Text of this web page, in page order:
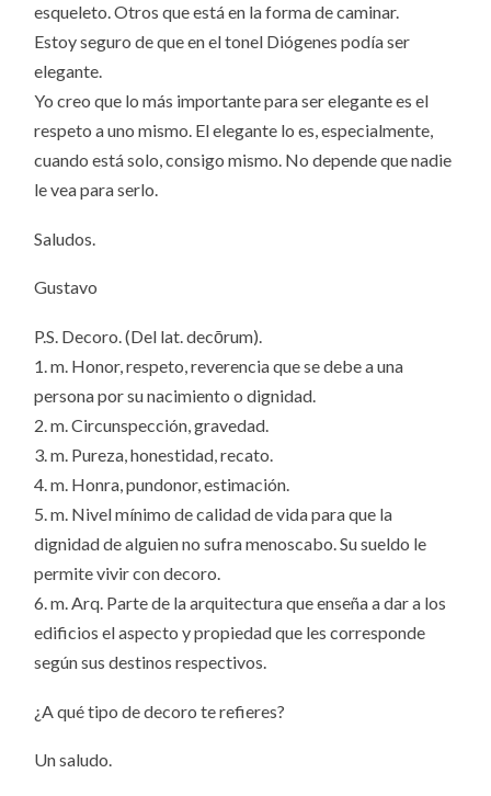
esqueleto. Otros que está en la forma de caminar.
Estoy seguro de que en el tonel Diógenes podía ser
elegante.
Yo creo que lo más importante para ser elegante es el
respeto a uno mismo. El elegante lo es, especialmente,
cuando está solo, consigo mismo. No depende que nadie
le vea para serlo.
Saludos.
Gustavo
P.S. Decoro. (Del lat. decōrum).
1. m. Honor, respeto, reverencia que se debe a una
persona por su nacimiento o dignidad.
2. m. Circunspección, gravedad.
3. m. Pureza, honestidad, recato.
4. m. Honra, pundonor, estimación.
5. m. Nivel mínimo de calidad de vida para que la
dignidad de alguien no sufra menoscabo. Su sueldo le
permite vivir con decoro.
6. m. Arq. Parte de la arquitectura que enseña a dar a los
edificios el aspecto y propiedad que les corresponde
según sus destinos respectivos.
¿A qué tipo de decoro te refieres?
Un saludo.